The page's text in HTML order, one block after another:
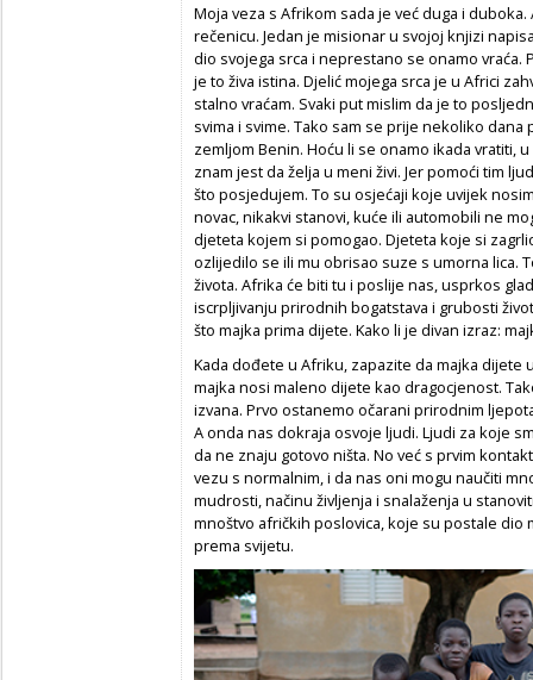
Moja veza s Afrikom sada je već duga i
rečenicu. Jedan je misionar u svojoj knjizi
dio svojega srca i neprestano se onamo vraća.
je to živa istina. Djelić mojega srca je u Africi
stalno vraćam. Svaki put mislim da je to
svima i svime. Tako sam se prije nekoliko
zemljom Benin. Hoću li se onamo ikada vratiti,
znam jest da želja u meni živi. Jer pomoći tim
što posjedujem. To su osjećaji koje uvijek
novac, nikakvi stanovi, kuće ili automobili ne
djeteta kojem si pomogao. Djeteta koje si
ozlijedilo se ili mu obrisao suze s umorna lica.
života. Afrika će biti tu i poslije nas, usprkos
iscrpljivanju prirodnih bogatstava i grubosti
što majka prima dijete. Kako li je divan izraz:
Kada dođete u Afriku, zapazite da majka dijete
majka nosi maleno dijete kao dragocjenost.
izvana. Prvo ostanemo očarani prirodnim
A onda nas dokraja osvoje ljudi. Ljudi za koje
da ne znaju gotovo ništa. No već s prvim
vezu s normalnim, i da nas oni mogu naučiti
mudrosti, načinu življenja i snalaženja u
mnoštvo afričkih poslovica, koje su postale dio
prema svijetu.